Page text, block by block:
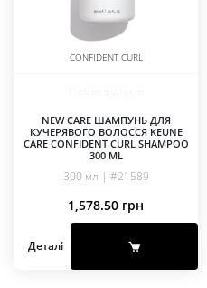
CONFIDENT CURL
NEW CARE ШАМПУНЬ ДЛЯ
КУЧЕРЯВОГО ВОЛОССЯ KEUNE
CARE CONFIDENT CURL SHAMPOO
300 ML
300 мл | #21589
1,578.50 грн
Деталі